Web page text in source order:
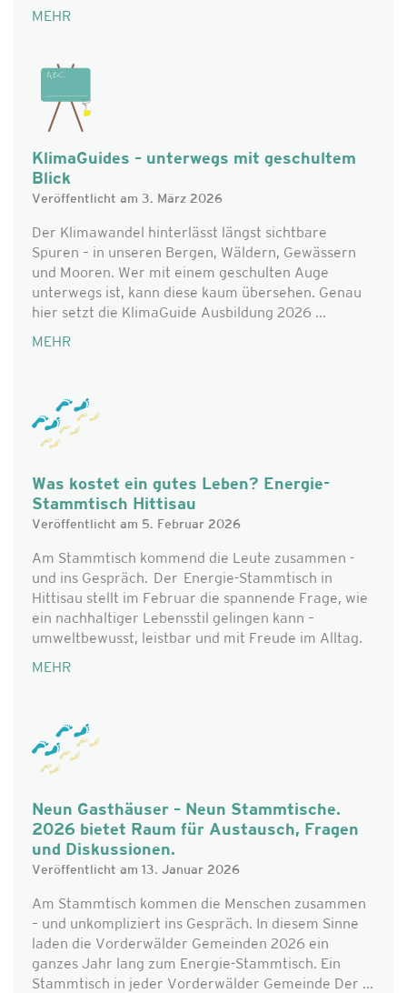
MEHR
KlimaGuides – unterwegs mit geschultem
Blick
Veröffentlicht am 3. März 2026
Der Klimawandel hinterlässt längst sichtbare
Spuren – in unseren Bergen, Wäldern, Gewässern
und Mooren. Wer mit einem geschulten Auge
unterwegs ist, kann diese kaum übersehen. Genau
hier setzt die KlimaGuide Ausbildung 2026 ...
MEHR
Was kostet ein gutes Leben? Energie-
Stammtisch Hittisau
Veröffentlicht am 5. Februar 2026
Am Stammtisch kommend die Leute zusammen -
und ins Gespräch. Der Energie-Stammtisch in
Hittisau stellt im Februar die spannende Frage, wie
ein nachhaltiger Lebensstil gelingen kann –
umweltbewusst, leistbar und mit Freude im Alltag.
MEHR
Neun Gasthäuser – Neun Stammtische.
2026 bietet Raum für Austausch, Fragen
und Diskussionen.
Veröffentlicht am 13. Januar 2026
Am Stammtisch kommen die Menschen zusammen
– und unkompliziert ins Gespräch. In diesem Sinne
laden die Vorderwälder Gemeinden 2026 ein
ganzes Jahr lang zum Energie-Stammtisch. Ein
Stammtisch in jeder Vorderwälder Gemeinde Der ...